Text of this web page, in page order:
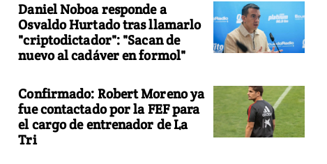
Daniel Noboa responde a
Osvaldo Hurtado tras llamarlo
"criptodictador": "Sacan de
nuevo al cadáver en formol"
Confirmado: Robert Moreno ya
fue contactado por la FEF para
el cargo de entrenador de La
Tri